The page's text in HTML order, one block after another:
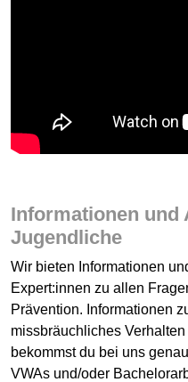
Informationen und
Jugendliche
Wir bieten Informationen
Expert:innen zu allen
Prävention. Informationen
missbräuchliches
bekommst du bei uns
VWAs und/oder